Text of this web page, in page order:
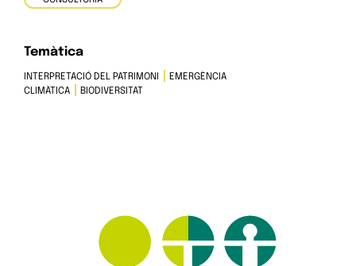
Temàtica
INTERPRETACIÓ DEL PATRIMONI
EMERGÈNCIA
CLIMÀTICA
BIODIVERSITAT